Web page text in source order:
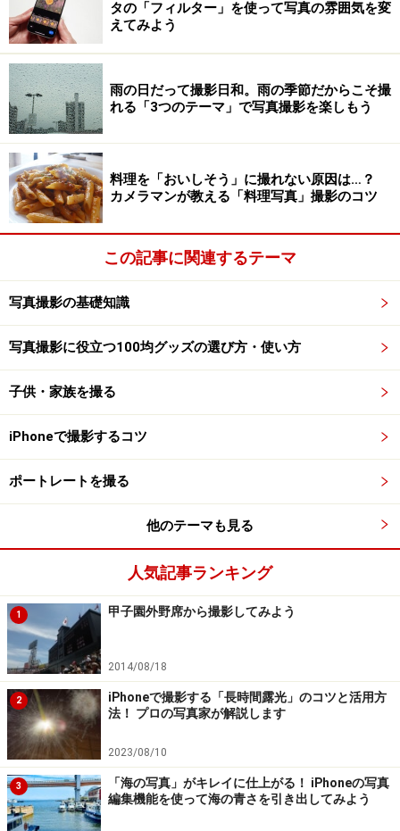
左がオリジナル写真、右が「Rio De Janeiro」を適用した写
真
左のオリジナル写真と比べて見ると、色味が変化してい
るのが分かります。
・フィルター適用後、色味を微調整することもできる
色味を調整するためのスケールを表示するには、赤丸で囲っ
たアイコンをタップする。
フィルターの左下に表示されるアイコン（赤で囲った部
分）をタップすると、スケールが現われます。
白い丸をタップしたまま左右にスライドさせれば、色味
をさらに細かく調整することができます。
なお、元の状態に戻したいときは、画面左の「×」ボタン
をタップし、フィルター選択画面にて「Normal」を選べ
いろんなフィルターを試して比べてみよう
ほかのフィルターも見てみましょう。まずは
「Nashville」を適用した写真です。こちらは暖かみのあ
る色合いに変化させる効果があります。
「Nashville」を適用した写真
タの「フィルター」を使って写真の雰囲気を変
えてみよう
雨の日だって撮影日和。雨の季節だからこそ撮
れる「3つのテーマ」で写真撮影を楽しもう
料理を「おいしそう」に撮れない原因は…？
カメラマンが教える「料理写真」撮影のコツ
この記事に関連するテーマ
写真撮影の基礎知識
写真撮影に役立つ100均グッズの選び方・使い方
子供・家族を撮る
iPhoneで撮影するコツ
ポートレートを撮る
他のテーマも見る
人気記事ランキング
1 甲子園外野席から撮影してみよう
2014/08/18
2
iPhoneで撮影する「長時間露光」のコツと活用方
法！ プロの写真家が解説します
2023/08/10
3
「海の写真」がキレイに仕上がる！ iPhoneの写真
編集機能を使って海の青さを引き出してみよう